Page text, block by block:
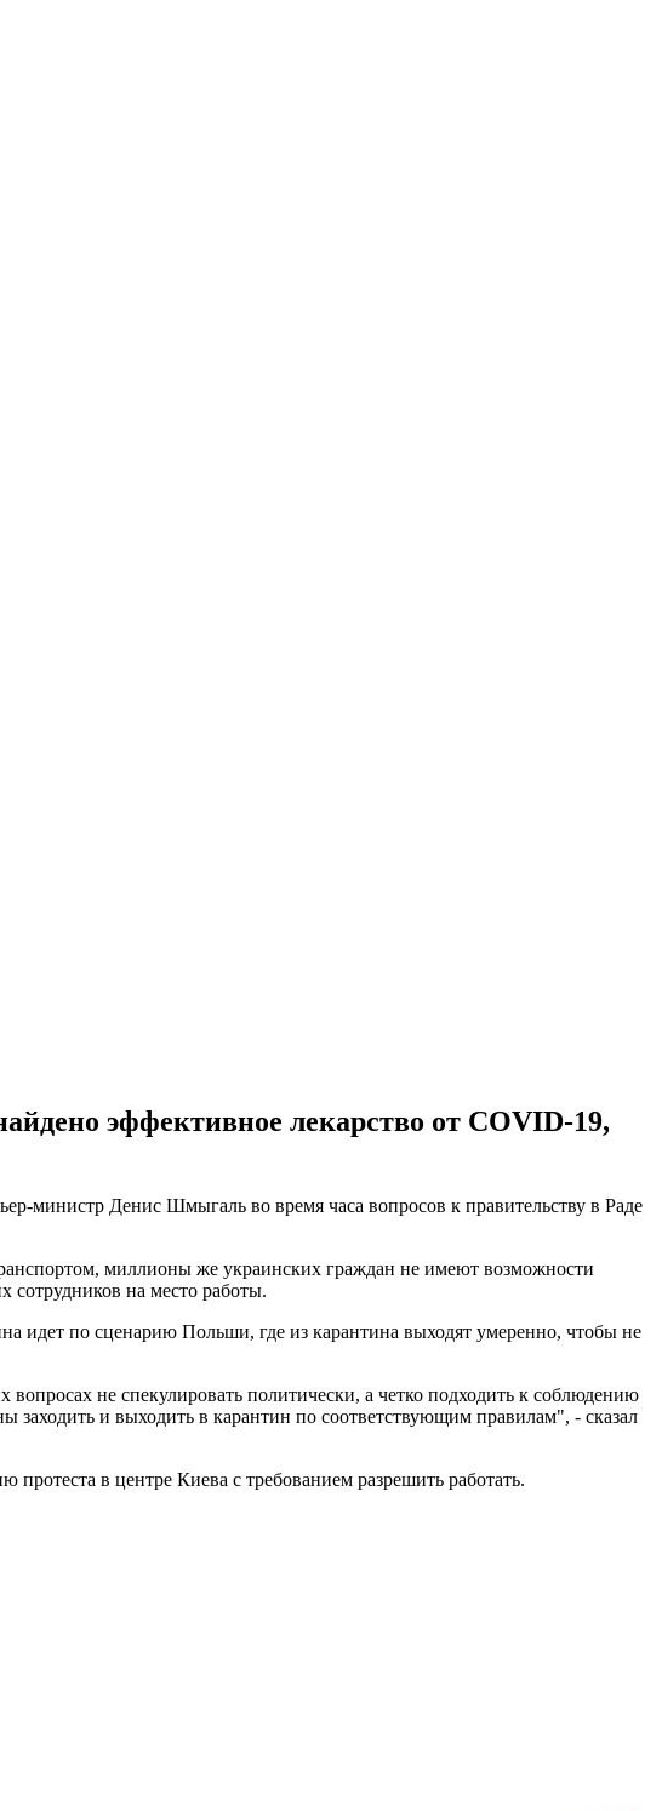
эффективное лекарство от COVID-19,
министр Денис Шмыгаль во время часа вопросов к правительству в Раде
миллионы же украинских граждан не имеют возможности
сотрудников на место работы.
идет по сценарию Польши, где из карантина выходят умеренно, чтобы не
не спекулировать политически, а четко подходить к соблюдению
и выходить в карантин по соответствующим правилам", - сказал
в центре Киева с требованием разрешить работать.